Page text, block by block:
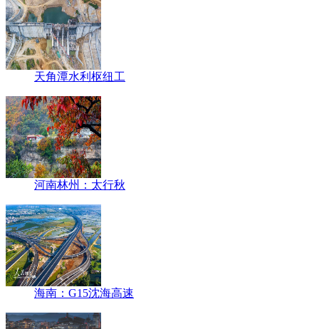
天角潭水利枢纽工
河南林州：太行秋
海南：G15沈海高速